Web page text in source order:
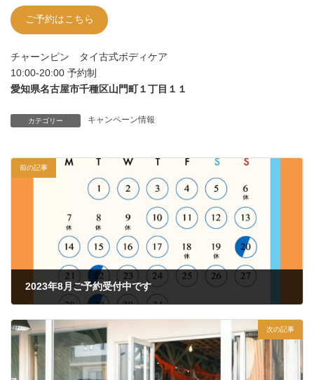
ご予約はこちら
チャーンピン タイ古式ボディケア
10:00-20:00 予約制
愛知県名古屋市千種区山門町１丁目１１
カテゴリー キャンペーン情報
前の記事
2023年8月ご予約受付中です
次の記事